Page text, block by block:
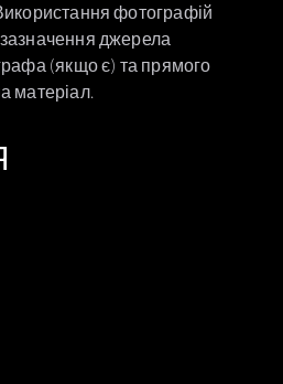
фотографій
джерела
(якщо є) та прямого
матеріал.